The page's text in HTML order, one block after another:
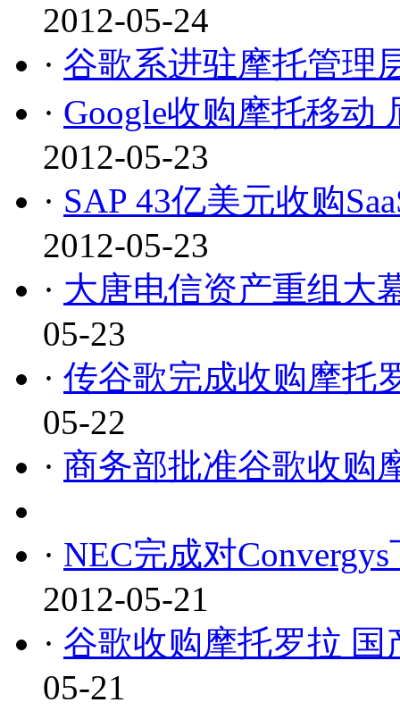
2012-05-24
· 谷歌系进驻摩托管理
· Google收购摩托移动
2012-05-23
· SAP 43亿美元收购
2012-05-23
· 大唐电信资产重组大
05-23
· 传谷歌完成收购摩托
05-22
· 商务部批准谷歌收购
· NEC完成对
2012-05-21
· 谷歌收购摩托罗拉
05-21